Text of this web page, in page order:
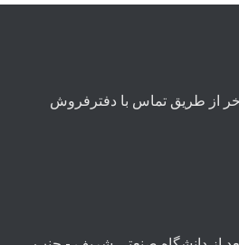
از طریق تماس با دفترفروش